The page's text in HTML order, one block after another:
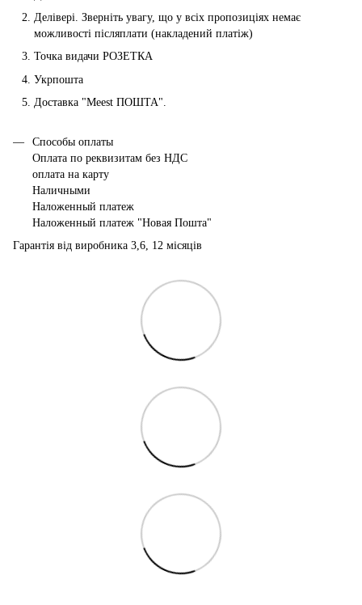
Делівері. Зверніть увагу, що у всіх пропозиціях немає
можливості післяплати (накладений платіж)
Точка видачи РОЗЕТКА
Укрпошта
Доставка "Мeest ПОШТА".
Способы оплаты
Оплата по реквизитам без НДС
оплата на карту
Наличными
Наложенный платеж
Наложенный платеж "Новая Пошта"
Гарантія від виробника 3,6, 12 місяців